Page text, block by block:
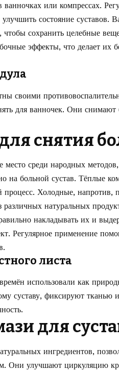
или компрессах.
состояние суставов.
чтобы сохранить целебные
эффекты, что делает их
своими
для ванночек. Они снимают
снятия
среди народных
на больной сустав. Тёплые
Холодные, напротив,
натуральных
накладывать их и
Регулярное применение
листа
использовали как
суставу, фиксируют тканью
для
ингредиентов,
Они улучшают циркуляцию